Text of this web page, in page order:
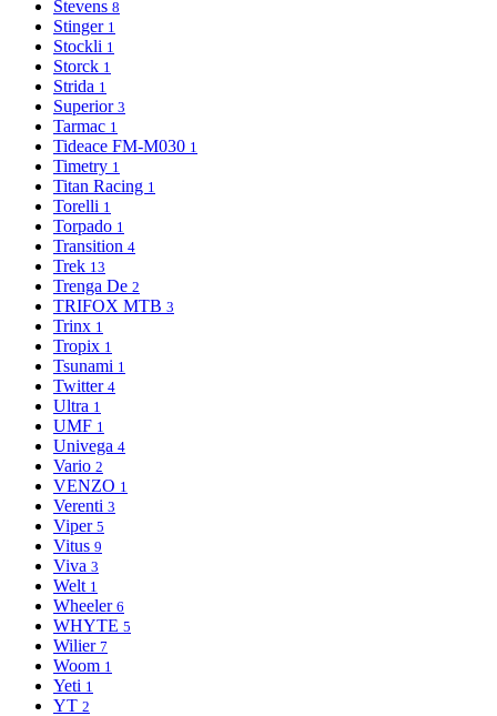
Stevens 8
Stinger 1
Stockli 1
Storck 1
Strida 1
Superior 3
Tarmac 1
Tideace FM-M030 1
Timetry 1
Titan Racing 1
Torelli 1
Torpado 1
Transition 4
Trek 13
Trenga De 2
TRIFOX MTB 3
Trinx 1
Tropix 1
Tsunami 1
Twitter 4
Ultra 1
UMF 1
Univega 4
Vario 2
VENZO 1
Verenti 3
Viper 5
Vitus 9
Viva 3
Welt 1
Wheeler 6
WHYTE 5
Wilier 7
Woom 1
Yeti 1
YT 2